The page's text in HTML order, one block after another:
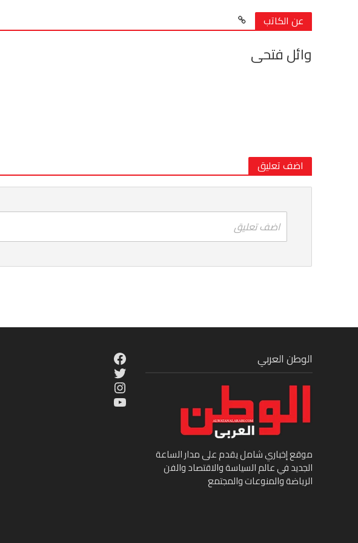
عن الكاتب
وائل فتحى
اضف تعليق
اضف تعليق
Facebook
Twitter
Instagram
YouTube
الوطن العربي
موقع إخباري شامل يقدم على مدار الساعة
الجديد في عالم السياسة والاقتصاد والفن
الرياضة والمنوعات والمجتمع